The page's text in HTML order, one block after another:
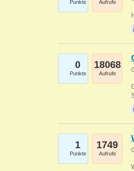
Punkte Aufrufe
0
Punkte
18068
Aufrufe
1
Punkte
1749
Aufrufe